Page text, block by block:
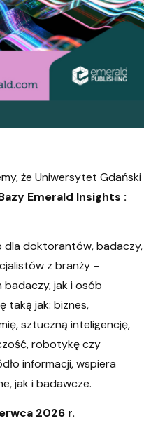
że Uniwersytet Gdański
Emerald Insights :
dla doktorantów, badaczy,
z branży –
jak i osób
taką jak: biznes,
sztuczną inteligencję,
robotykę czy
informacji, wspiera
jak i badawcze.
2026 r.